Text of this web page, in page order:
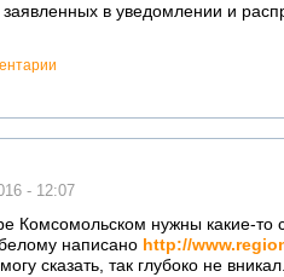
в уведомлении и
- 12:07
Комсомольском нужны какие-то
написано http://
сказать, так глубоко не вникал.